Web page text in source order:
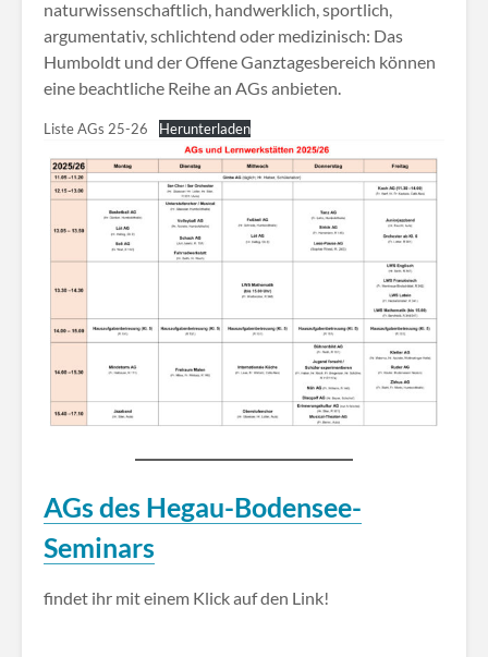
naturwissenschaftlich, handwerklich, sportlich,
argumentativ, schlichtend oder medizinisch: Das
Humboldt und der Offene Ganztagesbereich können
eine beachtliche Reihe an AGs anbieten.
Liste AGs 25-26 Herunterladen
AGs des Hegau-Bodensee-
Seminars
findet ihr mit einem Klick auf den Link!